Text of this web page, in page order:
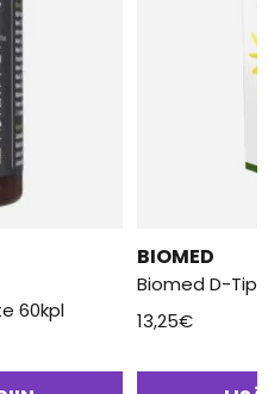
60kpl
BIOMED
Biomed D-
13,25€